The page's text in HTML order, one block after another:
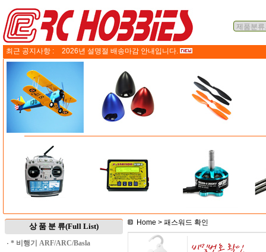
최근 공지사항 : 2026년 설명절 배송마감 안내입니다.
상 품 분 류(Full List)
· * 비행기 ARF/ARC/Basla
Home > 패스워드 확인